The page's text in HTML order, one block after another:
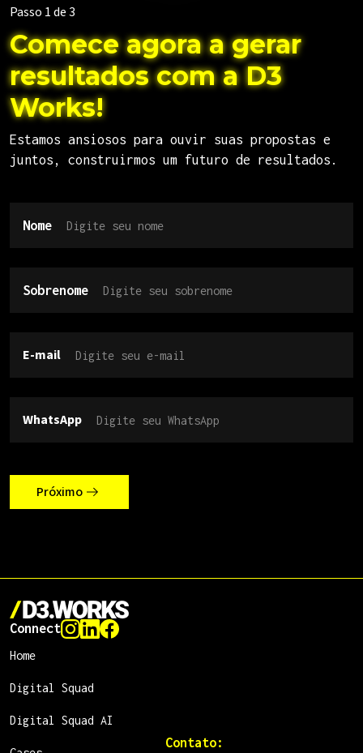
Passo 1 de 3
Comece agora a gerar
resultados com a D3
Works!
Estamos ansiosos para ouvir suas propostas e
juntos, construirmos um futuro de resultados.
Nome
Sobrenome
E-mail
WhatsApp
Próximo
Connect
Home
Digital Squad
Digital Squad AI
Contato: